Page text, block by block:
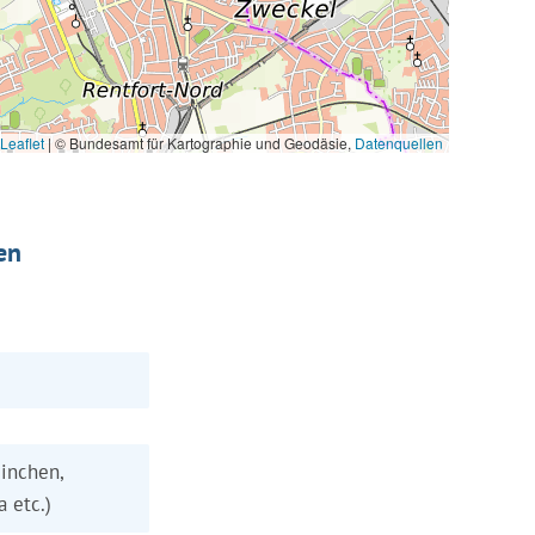
| © Bundesamt für Kartographie und Geodäsie, Datenquellen
etc.)